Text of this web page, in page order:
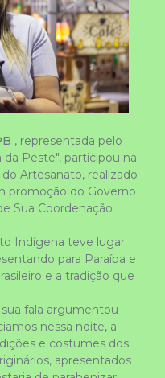
, representada pelo
da Peste", participou na
Artesanato, realizado
promoção do Governo
Sua Coordenação
Indígena teve lugar
para Paraíba e
e a tradição que
fala argumentou
nessa noite, a
e costumes dos
apresentados